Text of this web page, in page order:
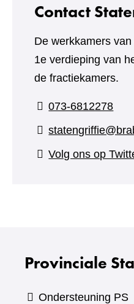
Contact
De werkkamers
1e verdieping van
de fractiekamers.
073-6812278
Volg ons op
Provinciale
Ondersteuning PS